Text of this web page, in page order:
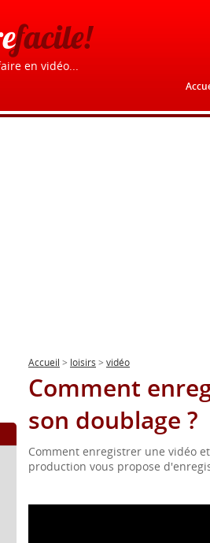
facile!
en vidéo...
Accueil > loisirs > vidéo
Comment
son doublage ?
Comment enregistrer une vidéo
production vous propose